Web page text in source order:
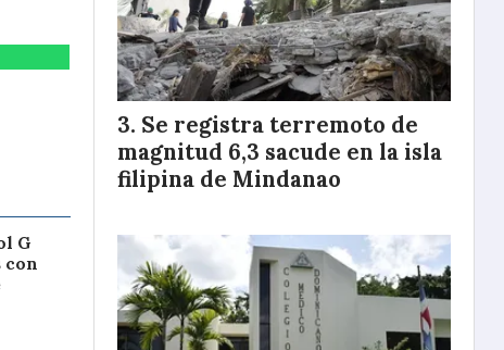
G
con
Se registra terremoto de
magnitud 6,3 sacude en la isla
filipina de Mindanao